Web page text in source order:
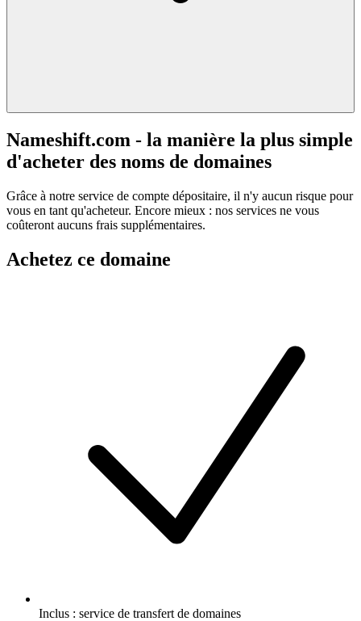
Nameshift.com - la manière la plus simple
d'acheter des noms de domaines
Grâce à notre service de compte dépositaire, il n'y aucun risque pour
vous en tant qu'acheteur. Encore mieux : nos services ne vous
coûteront aucuns frais supplémentaires.
Achetez ce domaine
Inclus : service de transfert de domaines